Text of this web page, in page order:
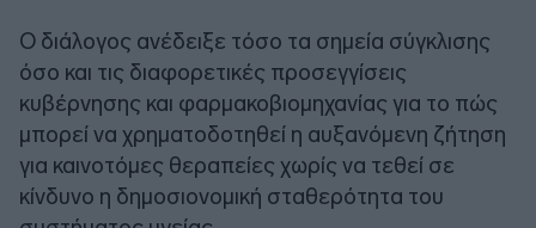
Ο διάλογος ανέδειξε τόσο τα σημεία σύγκλισης
όσο και τις διαφορετικές προσεγγίσεις
κυβέρνησης και φαρμακοβιομηχανίας για το πώς
μπορεί να χρηματοδοτηθεί η αυξανόμενη ζήτηση
για καινοτόμες θεραπείες χωρίς να τεθεί σε
κίνδυνο η δημοσιονομική σταθερότητα του